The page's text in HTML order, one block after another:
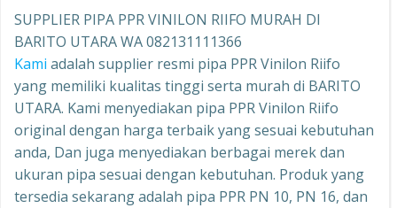
SUPPLIER PIPA PPR VINILON RIIFO MURAH DI
BARITO UTARA WA 082131111366
Kami adalah supplier resmi pipa PPR Vinilon Riifo
yang memiliki kualitas tinggi serta murah di BARITO
UTARA. Kami menyediakan pipa PPR Vinilon Riifo
original dengan harga terbaik yang sesuai kebutuhan
anda, Dan juga menyediakan berbagai merek dan
ukuran pipa sesuai dengan kebutuhan. Produk yang
tersedia sekarang adalah pipa PPR PN 10, PN 16, dan